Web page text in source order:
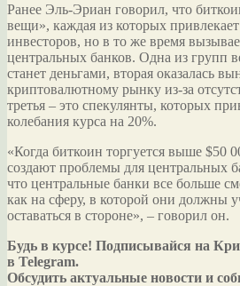
Ранее Эль-Эриан говорил, что
вещи», каждая из которых
инвесторов, но в то же время
центральных банков. Одна из групп
станет деньгами, вторая оказалась
криптовалютному рынку из-за
третья – это спекулянты, которых
колебания курса на 20%.
«Когда биткоин торгуется выше $50
создают проблемы для центральных
что центральные банки все больше
как на сферу, в которой они должны
оставаться в стороне», – говорил он.
Будь в курсе! Подписывайся на
в Telegram.
Обсудить актуальные новости и